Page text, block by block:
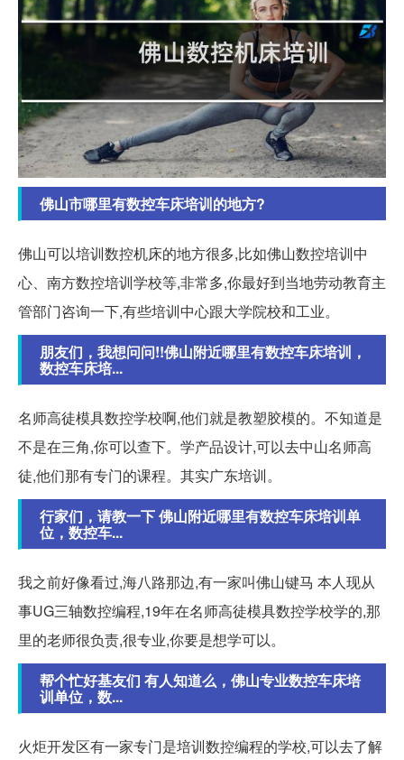
佛山市哪里有数控车床培训的地方?
佛山可以培训数控机床的地方很多,比如佛山数控培训中
心、南方数控培训学校等,非常多,你最好到当地劳动教育主
管部门咨询一下,有些培训中心跟大学院校和工业。
朋友们，我想问问!!佛山附近哪里有数控车床培训，
数控车床培...
名师高徒模具数控学校啊,他们就是教塑胶模的。不知道是
不是在三角,你可以查下。学产品设计,可以去中山名师高
徒,他们那有专门的课程。其实广东培训。
行家们，请教一下 佛山附近哪里有数控车床培训单
位，数控车...
我之前好像看过,海八路那边,有一家叫佛山键马 本人现从
事UG三轴数控编程,19年在名师高徒模具数控学校学的,那
里的老师很负责,很专业,你要是想学可以。
帮个忙好基友们 有人知道么，佛山专业数控车床培
训单位，数...
火炬开发区有一家专门是培训数控编程的学校,可以去了解